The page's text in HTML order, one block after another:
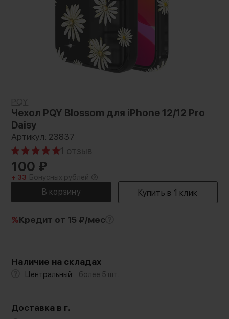
Чехол PQY Blossom для iPhone 12/12 Pro
Daisy
Артикул: 23837
1 отзыв
100 ₽
+ 33 Бонусных рублей
%Кредит от 15 ₽/мес
Наличие на складах
Центральный: более 5 шт.
Доставка в г.